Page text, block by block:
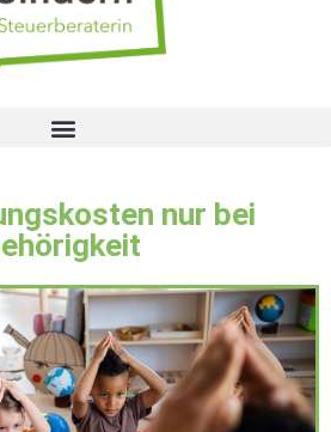
nur bei